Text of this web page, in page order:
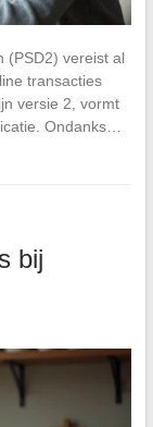
(PSD2) vereist al
transacties
versie 2, vormt
Ondanks…
bij